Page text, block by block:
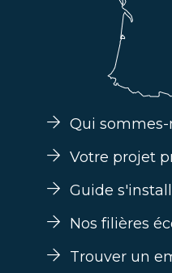
Qui sommes-
Votre projet
Guide
Nos filières
Trouver un